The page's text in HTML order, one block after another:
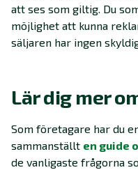
att ses som giltig. Du
möjlighet att kunna
säljaren har ingen
Lär dig mer
Som företagare har du
sammanställt en guide
de vanligaste frågorna